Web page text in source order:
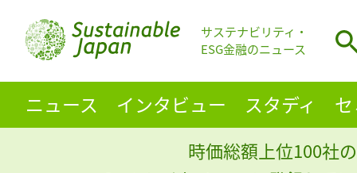
サステナビリティ・
ESG金融のニュース
ニュース インタビュー スタディ
時価総額上位100社